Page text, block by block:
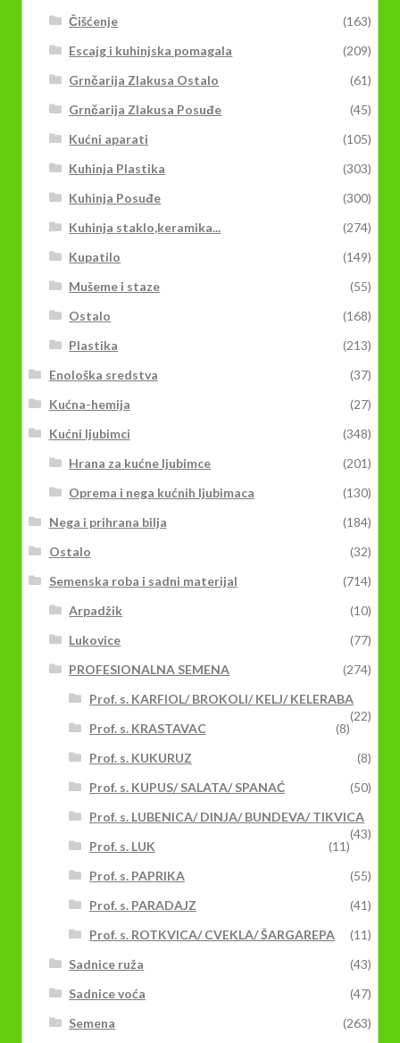
Čišćenje
(163)
Escajg i kuhinjska pomagala
(209)
Grnčarija Zlakusa Ostalo
(61)
Grnčarija Zlakusa Posuđe
(45)
Kućni aparati
(105)
Kuhinja Plastika
(303)
Kuhinja Posuđe
(300)
Kuhinja staklo,keramika...
(274)
Kupatilo
(149)
Mušeme i staze
(55)
Ostalo
(168)
Plastika
(213)
Enološka sredstva
(37)
Kućna-hemija
(27)
Kućni ljubimci
(348)
Hrana za kućne ljubimce
(201)
Oprema i nega kućnih ljubimaca
(130)
Nega i prihrana bilja
(184)
Ostalo
(32)
Semenska roba i sadni materijal
(714)
Arpadžik
(10)
Lukovice
(77)
PROFESIONALNA SEMENA
(274)
Prof. s. KARFIOL/ BROKOLI/ KELJ/ KELERABA
(22)
Prof. s. KRASTAVAC
(8)
Prof. s. KUKURUZ
(8)
Prof. s. KUPUS/ SALATA/ SPANAĆ
(50)
Prof. s. LUBENICA/ DINJA/ BUNDEVA/ TIKVICA
(43)
Prof. s. LUK
(11)
Prof. s. PAPRIKA
(55)
Prof. s. PARADAJZ
(41)
Prof. s. ROTKVICA/ CVEKLA/ ŠARGAREPA
(11)
Sadnice ruža
(43)
Sadnice voća
(47)
Semena
(263)